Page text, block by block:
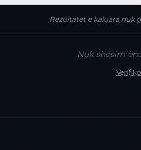
Rezultatet e kaluara nuk
Nuk shesim